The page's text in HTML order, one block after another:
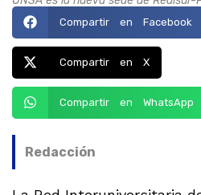
Compartir en Facebook
Compartir en X
Compartir en WhatsApp
Redacción